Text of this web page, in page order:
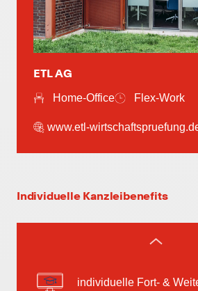
ETL AG
Home-Office Flex-Work
www.etl-
Individuelle Kanzleibenefits
individuelle Fort- &
persönliche
betriebliche
Zusatzleistungen/
leistungsgerechte
flexible Arbeitszeiten
individuelle Fort- &